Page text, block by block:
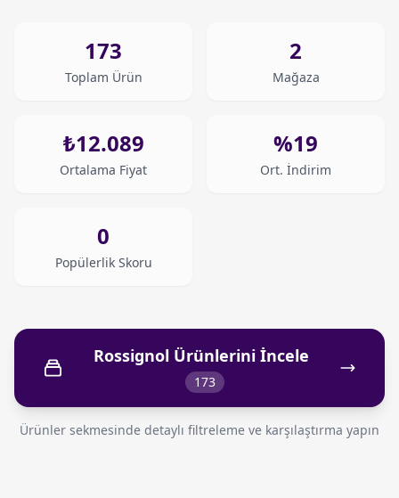
173
Toplam Ürün
2
Mağaza
₺12.089
Ortalama Fiyat
%19
Ort. İndirim
0
Popülerlik Skoru
173
Ürünler sekmesinde detaylı filtreleme ve karşılaştırma yapın